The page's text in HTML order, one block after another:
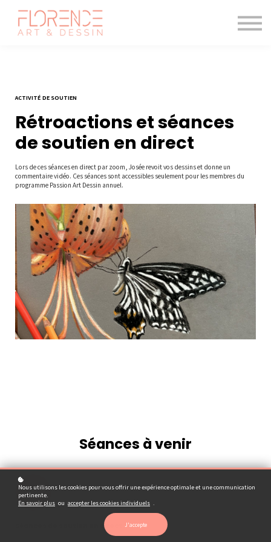
Le magazine
ACTIVITÉ DE SOUTIEN
Rétroactions et séances
de soutien en direct
Lors de ces séances en direct par zoom, Josée revoit vos dessins et donne un
commentaire vidéo. Ces séances sont accessibles seulement pour les membres du
programme Passion Art Dessin annuel.
Séances à venir
01
Séances de soutien en direct
Nous utilisons les cookies pour vous offrir une expérience optimale et une communication
pertinente.
En savoir plus ou accepter les cookies individuels .
J'accepte